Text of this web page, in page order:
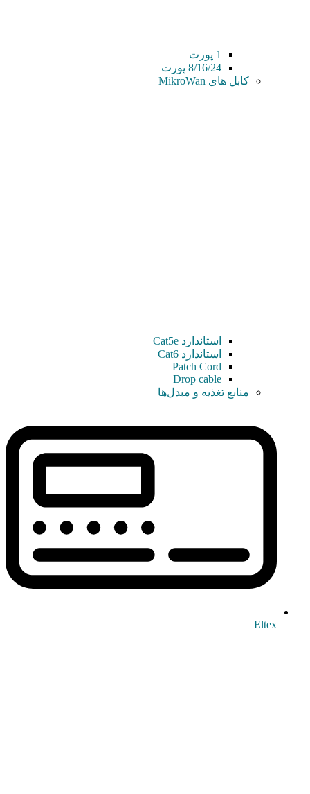
1 پورت
8/16/24 پورت
کابل های MikroWan
استاندارد Cat5e
استاندارد Cat6
Patch Cord
Drop cable
منابع تغذیه و مبدل‌ها
Eltex